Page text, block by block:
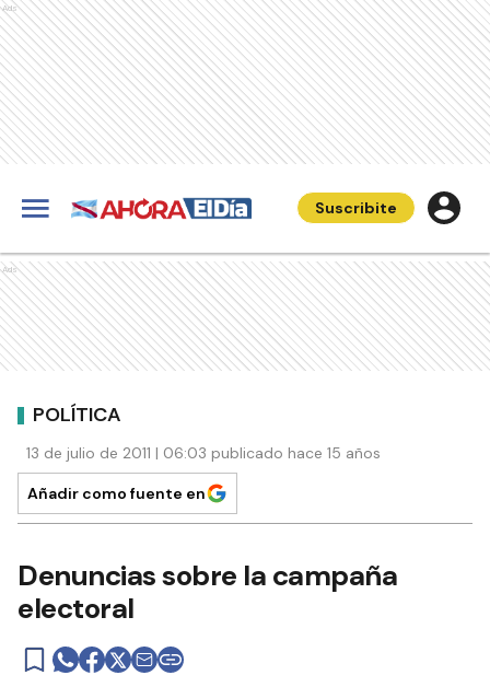
Ads
Suscribite
Ads
POLÍTICA
13 de julio de 2011 | 06:03 publicado hace 15 años
Añadir como fuente en
Denuncias sobre la campaña
electoral